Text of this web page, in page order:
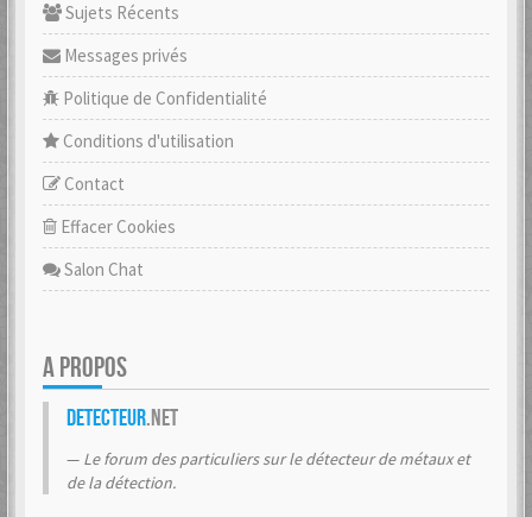
Sujets Récents
Messages privés
Politique de Confidentialité
Conditions d'utilisation
Contact
Effacer Cookies
Salon Chat
A PROPOS
Detecteur.net
Le forum des particuliers sur le détecteur de métaux et
de la détection.